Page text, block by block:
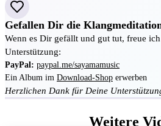
Gefallen Dir die
Wenn es Dir gefällt und gut tut, freue
Unterstützung:
PayPal: paypal.me/sayamamusic
Ein Album im Download-Shop erwerben
Herzlichen Dank für Deine
Weitere